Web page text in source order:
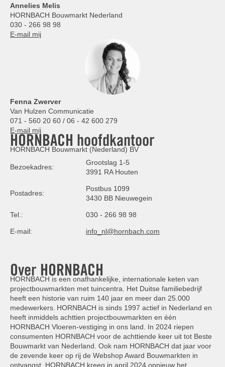
Annelies Melis
HORNBACH Bouwmarkt Nederland
030 - 266 98 98
E-mail mij
Fenna Zwerver
Van Hulzen Communicatie
071 - 560 20 60 / 06 - 42 600 279
E-mail mij
HORNBACH hoofdkantoor
HORNBACH Bouwmarkt (Nederland) BV
Bezoekadres:
Grootslag 1-5
3991 RA Houten
Postadres:
Postbus 1099
3430 BB Nieuwegein
Tel.: 030 - 266 98 98
E-mail: info_nl@hornbach.com
Over HORNBACH
HORNBACH is een onafhankelijke, internationale keten van
projectbouwmarkten met tuincentra. Het Duitse familiebedrijf
heeft een historie van ruim 140 jaar en meer dan 25.000
medewerkers. HORNBACH is sinds 1997 actief in Nederland en
heeft inmiddels achttien projectbouwmarkten en één
HORNBACH Vloeren-vestiging in ons land. In 2024 riepen
consumenten HORNBACH voor de achttiende keer uit tot Beste
Bouwmarkt van Nederland. Ook nam HORNBACH dat jaar voor
de zevende keer op rij de Webshop Award Bouwmarkten in
ontvangst. HORNBACH kreeg in april 2024 opnieuw het